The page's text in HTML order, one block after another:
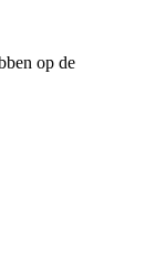
op de